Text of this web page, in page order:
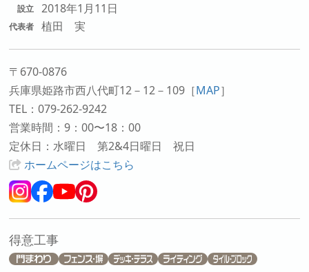
設立 2018年1月11日
代表者 植田 実
〒670-0876
兵庫県姫路市西八代町12－12－109 ［MAP］
TEL：079-262-9242
営業時間：9：00〜18：00
定休日：水曜日 第2&4日曜日 祝日
ホームページはこちら
得意工事